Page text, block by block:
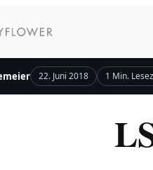
22. Juni 2018 1 Min.